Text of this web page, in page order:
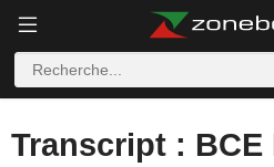
Transcript : BCE